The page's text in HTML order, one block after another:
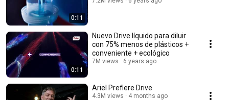
0:11
0:11
Nuevo Drive líquido para diluir
con 75% menos de plásticos +
conveniente + ecológico
7M views 6 years ago
Ariel Prefiere Drive
4.3M views 4 months ago